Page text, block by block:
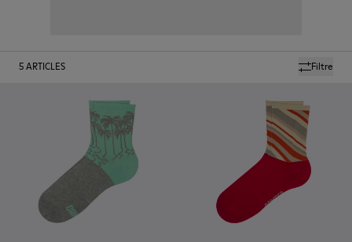
Filtre
5ARTICLES